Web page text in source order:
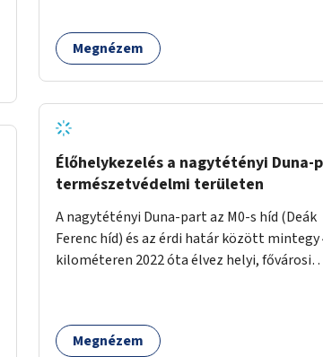
Megnézem
Élőhelykezelés a nagytétényi Duna-
természetvédelmi területen
A nagytétényi Duna-part az M0-s híd (Deák
Ferenc híd) és az érdi határ között mintegy
kilométeren 2022 óta élvez helyi, fővárosi
fajok ritkítását, visszaszorítását.
Megnézem